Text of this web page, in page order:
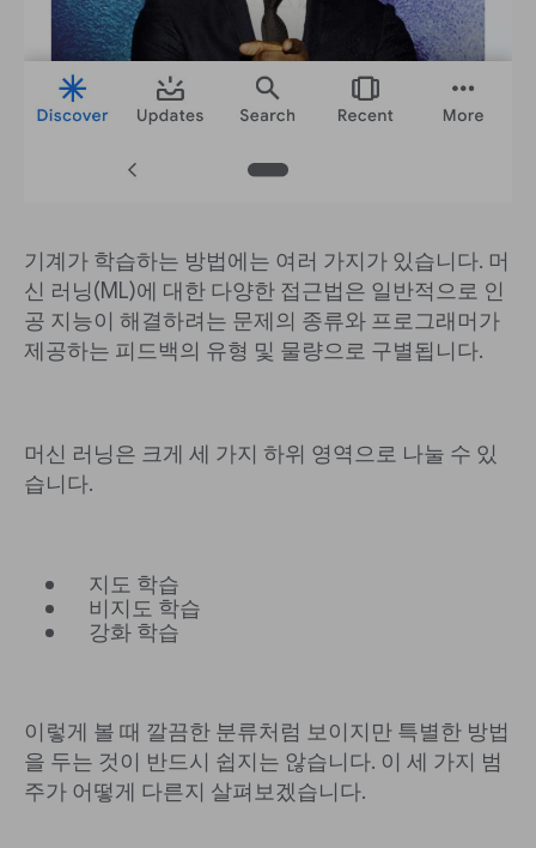
기계가 학습하는 방법에는 여러 가지가 있습니다. 머
신 러닝(ML)에 대한 다양한 접근법은 일반적으로 인
공 지능이 해결하려는 문제의 종류와 프로그래머가
제공하는 피드백의 유형 및 물량으로 구별됩니다.
머신 러닝은 크게 세 가지 하위 영역으로 나눌 수 있
습니다.
지도 학습
비지도 학습
강화 학습
이렇게 볼 때 깔끔한 분류처럼 보이지만 특별한 방법
을 두는 것이 반드시 쉽지는 않습니다. 이 세 가지 범
주가 어떻게 다른지 살펴보겠습니다.